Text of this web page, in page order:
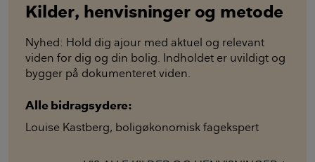
Kilder, henvisninger og metode
Nyhed: Hold dig ajour med aktuel og relevant
viden for dig og din bolig. Indholdet er uvildigt og
bygger på dokumenteret viden.
Alle bidragsydere:
Louise Kastberg, boligøkonomisk fagekspert